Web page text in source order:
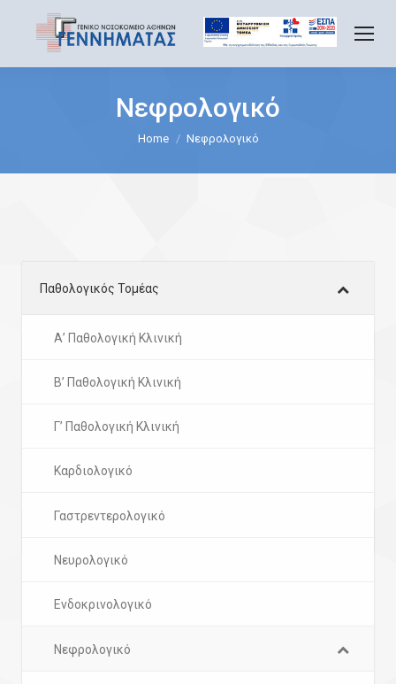
Νεφρολογικό
Home Νεφρολογικό
Παθολογικός Τομέας
Α’ Παθολογική Κλινική
Β’ Παθολογική Κλινική
Γ’ Παθολογική Κλινική
Καρδιολογικό
Γαστρεντερολογικό
Νευρολογικό
Ενδοκρινολογικό
Νεφρολογικό